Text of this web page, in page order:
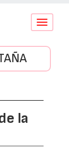
Conmutar
la